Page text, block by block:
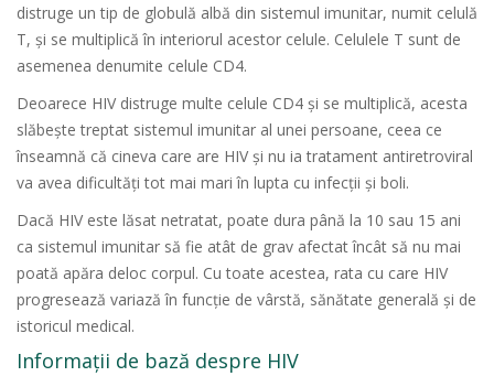
distruge un tip de globulă albă din sistemul imunitar, numit celulă
T, și se multiplică în interiorul acestor celule. Celulele T sunt de
asemenea denumite celule CD4.
Deoarece HIV distruge multe celule CD4 și se multiplică, acesta
slăbește treptat sistemul imunitar al unei persoane, ceea ce
înseamnă că cineva care are HIV și nu ia tratament antiretroviral
va avea dificultăți tot mai mari în lupta cu infecții și boli.
Dacă HIV este lăsat netratat, poate dura până la 10 sau 15 ani
ca sistemul imunitar să fie atât de grav afectat încât să nu mai
poată apăra deloc corpul. Cu toate acestea, rata cu care HIV
progresează variază în funcție de vârstă, sănătate generală și de
istoricul medical.
Informații de bază despre HIV